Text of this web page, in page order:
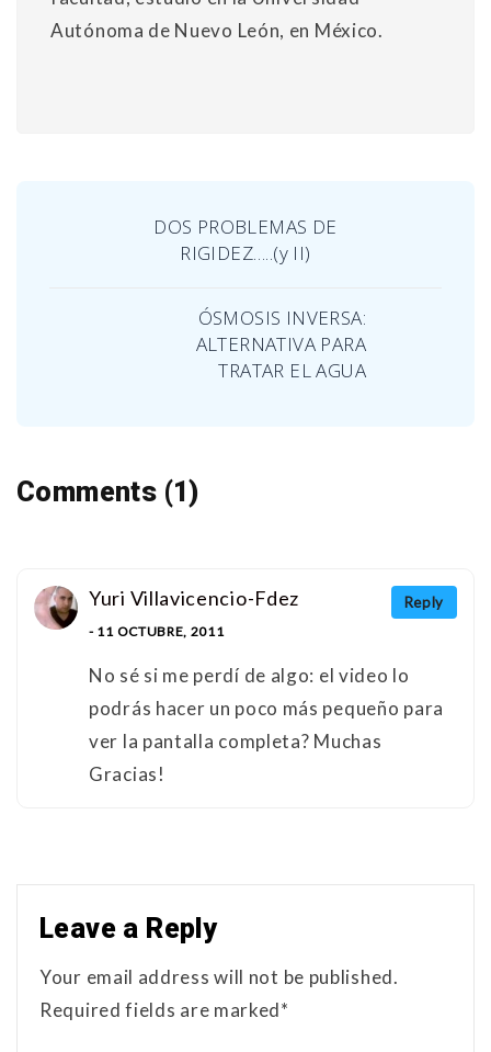
Autónoma de Nuevo León, en México.
DOS PROBLEMAS DE
RIGIDEZ…..(y II)
ÓSMOSIS INVERSA:
ALTERNATIVA PARA
TRATAR EL AGUA
Comments (1)
Reply
Yuri Villavicencio-Fdez
- 11 OCTUBRE, 2011
No sé si me perdí de algo: el video lo
podrás hacer un poco más pequeño para
ver la pantalla completa? Muchas
Gracias!
Leave a Reply
Your email address will not be published.
Required fields are marked*